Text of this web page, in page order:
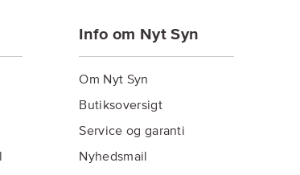
Info om Nyt Syn
Om Nyt Syn
Butiksoversigt
Service og garanti
Nyhedsmail